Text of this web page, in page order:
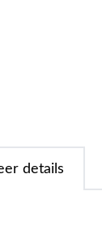
details